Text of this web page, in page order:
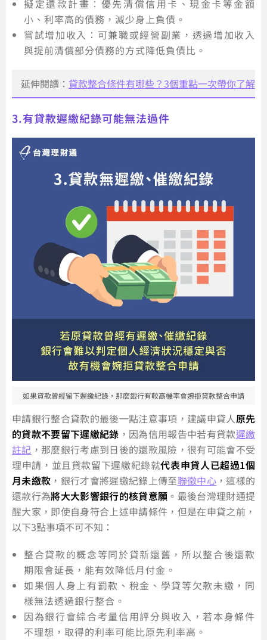
擬定還款計畫：優先清償信用卡、現金卡等金額
小、利率高的債務，減少身上負債。
嘗試增加收入：可兼職或經營副業，透過增加收入
與提前清償部分債務的方式降低負債比。
延伸閱讀： 貸款整合條件有哪些？3個重點一次帶你了解
3.有貸款遲繳紀錄可能無法過件
如果貸款曾經留下遲繳紀錄，那麼銀行有較高機率會婉拒貸款整合申請
申請銀行整合貸款的最後一點注意事項，建議申貸人原先
的貸款不要留下遲繳紀錄 ，因為信用報告中若有貸款遲繳
註記 ，那麼銀行考慮到日後的還款風險，很有可能會不受
理申請，並且貸款留下遲繳紀錄就代表申貸人已超過1個
月未繳款 ，銀行才會將遲繳紀錄上傳至聯徵中心 ，這樣的
還款行為將大大影響銀行的核貸意願 。最後台灣理財通提
醒大家，即使自身符合上述申請條件，但是在申貸之前，
以下3點事項不可不知：
整合貸款的概念等同於貸新還舊，所以整合後還款
期限會延長，能有效降低月付金。
如果個人身上有罰款、稅金、學貸等欠款未繳，同
樣無法透過銀行整合。
因為銀行會綜合考量信用評分與收入，若本身條件
不理想，取得的利率可能比原先利率高。